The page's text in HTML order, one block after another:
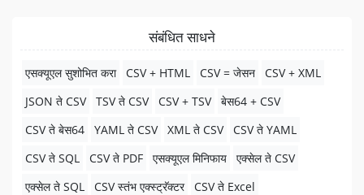
संबंधित साधने
एसक्यूएल सुशोभित करा CSV + HTML CSV = जेसन
CSV + XML
JSON ते CSV
TSV ते CSV CSV + TSV
बेस64 + CSV
CSV ते बेस64
YAML ते CSV XML ते CSV
CSV ते YAML
CSV ते SQL
CSV ते PDF एसक्यूएल मिनिफाय
एक्सेल ते CSV
एक्सेल ते SQL
CSV स्तंभ एक्स्ट्रॅक्टर
CSV ते Excel